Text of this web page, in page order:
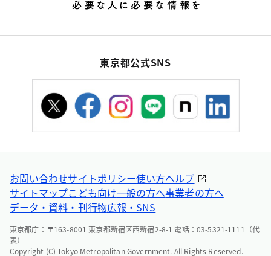
東京都公式SNS
お問い合わせサイトポリシー使い方ヘルプ
サイトマップこども向け一般の方へ事業者の方へ
データ・資料・刊行物広報・SNS
東京都庁：〒163-8001 東京都新宿区西新宿2-8-1 電話：03-5321-1111（代
表）
Copyright (C) Tokyo Metropolitan Government. All Rights Reserved.